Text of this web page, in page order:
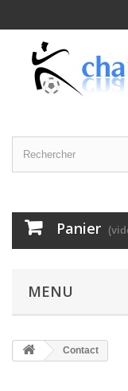
Panier
MENU
Contact